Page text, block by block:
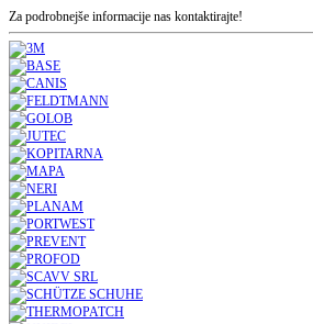
Za podrobnejše informacije nas kontaktirajte!